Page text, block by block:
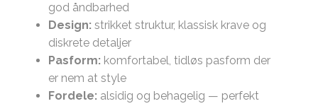
god åndbarhed
Design: strikket struktur, klassisk krave og
diskrete detaljer
Pasform: komfortabel, tidløs pasform der
er nem at style
Fordele: alsidig og behagelig — perfekt